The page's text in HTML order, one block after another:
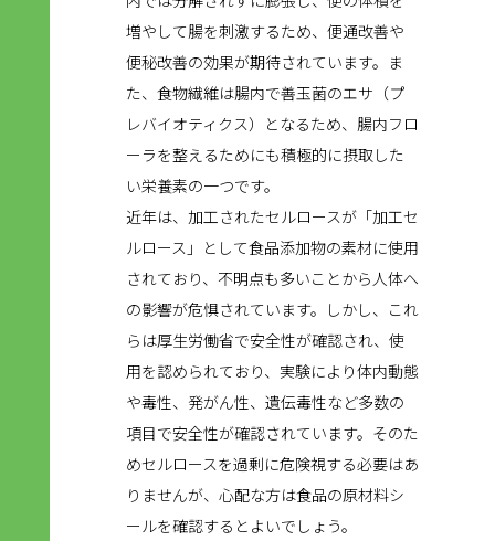
増やして腸を刺激するため、便通改善や
便秘改善の効果が期待されています。ま
た、食物繊維は腸内で善玉菌のエサ（プ
レバイオティクス）となるため、腸内フロ
ーラを整えるためにも積極的に摂取した
い栄養素の一つです。
近年は、加工されたセルロースが「加工セ
ルロース」として食品添加物の素材に使用
されており、不明点も多いことから人体へ
の影響が危惧されています。しかし、これ
らは厚生労働省で安全性が確認され、使
用を認められており、実験により体内動態
や毒性、発がん性、遺伝毒性など多数の
項目で安全性が確認されています。そのた
めセルロースを過剰に危険視する必要はあ
りませんが、心配な方は食品の原材料シ
ールを確認するとよいでしょう。